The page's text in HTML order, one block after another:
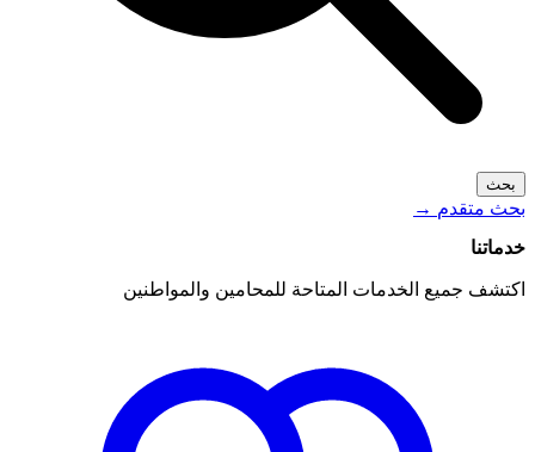
بحث
بحث متقدم →
خدماتنا
اكتشف جميع الخدمات المتاحة للمحامين والمواطنين